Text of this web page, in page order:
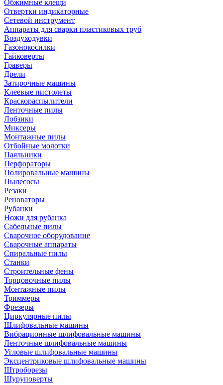
Обжимные клещи
Отвертки индикаторные
Сетевой инструмент
Аппараты для сварки пластиковых труб
Воздуходувки
Газонокосилки
Гайковерты
Граверы
Дрели
Затирочные машины
Клеевые пистолеты
Краскораспылители
Ленточные пилы
Лобзики
Миксеры
Монтажные пилы
Отбойные молотки
Паяльники
Перфораторы
Полировальные машины
Пылесосы
Резаки
Реноваторы
Рубанки
Ножи для рубанка
Сабельные пилы
Сварочное оборудование
Сварочные аппараты
Спиральные пилы
Станки
Строительные фены
Торцовочные пилы
Монтажные пилы
Триммеры
Фрезеры
Циркулярные пилы
Шлифовальные машины
Вибрационные шлифовальные машины
Ленточные шлифовальные машины
Угловые шлифовальные машины
Эксцентриковые шлифовальные машины
Штроборезы
Шуруповерты